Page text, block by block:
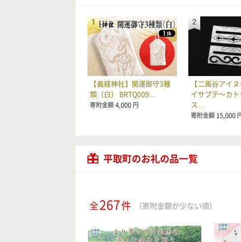
【義経神社】開運御守3種
類（白） BRTQ009…
寄附金額4,000 円
【二風谷アイ
イサプテ～カ
ス…
寄附金額 15,000
平取町のお礼の品一覧
全267件 （寄附金額が少ない順）